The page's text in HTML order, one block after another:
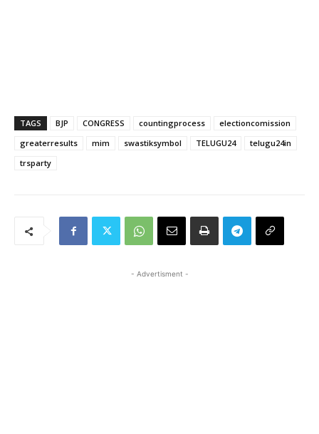
TAGS BJP CONGRESS countingprocess
electioncomission
greaterresults
mim swastiksymbol TELUGU24
telugu24in
trsparty
- Advertisment -